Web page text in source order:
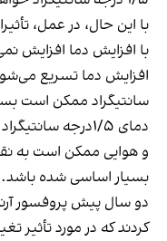
با این حال، در عمل،
با افزایش دما افزایش
سانتیگراد ممکن است
دمای ۱/۵درجه
و هوایی ممکن است به
بسیار اساسی شده باشد.
دو سال پیش پروفسور
کردند که در مورد تأثیر